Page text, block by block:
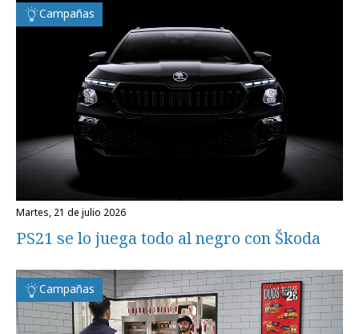
Campañas
martes, 21 de julio 2026
PS21 se lo juega todo al negro con Škoda
Campañas